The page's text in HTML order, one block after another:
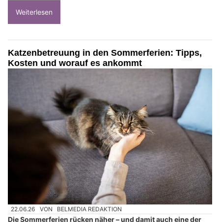
Weiterlesen
Katzenbetreuung in den Sommerferien: Tipps,
Kosten und worauf es ankommt
22.06.26 VON BELMEDIA REDAKTION
Die Sommerferien rücken näher – und damit auch eine der